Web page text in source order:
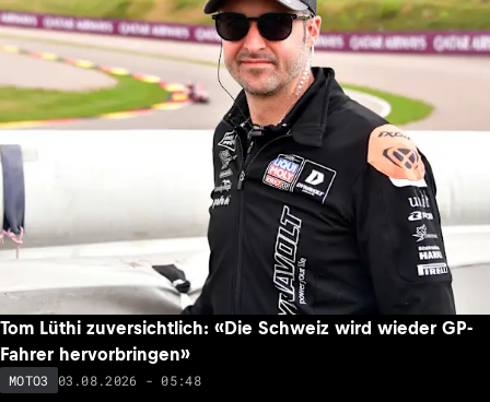
Tom Lüthi zuversichtlich: «Die Schweiz wird wieder GP-
Fahrer hervorbringen»
MOTO3 03.08.2026 - 05:48